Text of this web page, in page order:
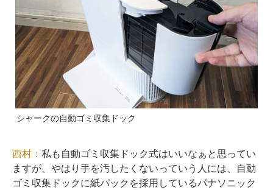
シャークの自動ゴミ収集ドック
西村： 私も自動ゴミ収集ドック式はいいなぁと思ってい
ますが、やはり手を汚したくないっていう人には、自動
ゴミ収集ドックに紙パックを採用しているパナソニック